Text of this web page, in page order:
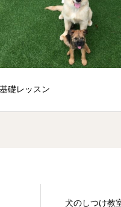
幼稚園/ルーデンス
犬のしつけ教